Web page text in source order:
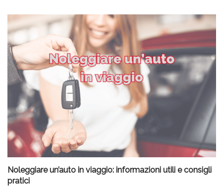
Noleggiare un’auto in viaggio: informazioni utili e consigli
pratici